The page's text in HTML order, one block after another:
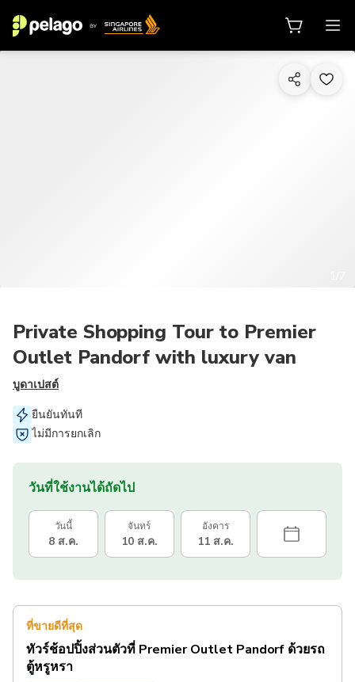
Private Shopping Tour to Premier
Outlet Pandorf with luxury van
บูดาเปสต์
ยืนยันทันที
ไม่มีการยกเลิก
วันที่ใช้งานได้ถัดไป
วันนี้
8 ส.ค.
จันทร์
10 ส.ค.
อังคาร
11 ส.ค.
ที่ขายดีที่สุด
ทัวร์ช้อปปิ้งส่วนตัวที่ Premier Outlet Pandorf ด้วยรถ
ตู้หรูหรา